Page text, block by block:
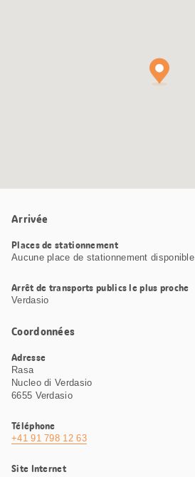
Arrivée
Places de stationnement
Aucune place de stationnement disponible
Arrêt de transports publics le plus proche
Verdasio
Coordonnées
Adresse
Rasa
Nucleo di Verdasio
6655 Verdasio
Téléphone
+41 91 798 12 63
Site Internet